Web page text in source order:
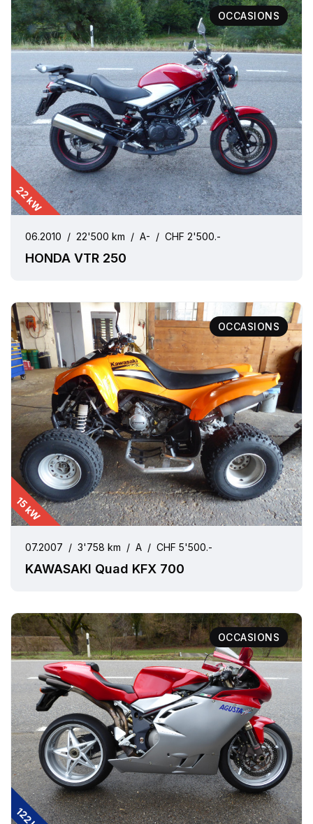
OCCASIONS
22 kW
06.2010 / 22'500 km / A- / CHF 2'500.-
HONDA VTR 250
OCCASIONS
15 kW
07.2007 / 3'758 km / A / CHF 5'500.-
KAWASAKI Quad KFX 700
OCCASIONS